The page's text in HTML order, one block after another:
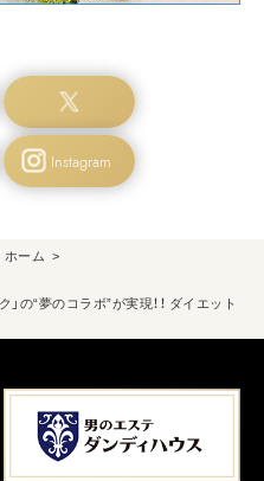
Instagram
ホーム
の“夢のコラボ”が実現！！ ダイエット